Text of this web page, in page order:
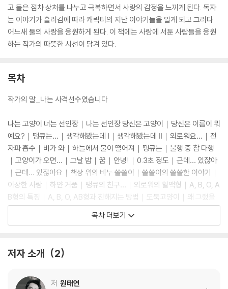
고 둘은 점차 상처를 나누고 극복하면서 사랑의 감정을 느끼게 된다. 독자
는 이야기가 흘러감에 따라 캐릭터의 지난 이야기들을 알게 되고 그러다
어느새 둘의 사랑을 응원하게 된다. 이 책에는 사랑에 서툰 사람들을 응원
하는 작가의 따뜻한 시선이 담겨 있다.
목차
작가의 말_나는 사격선수였습니다
나는 고양이 너는 선인장｜나는 선인장 당신은 고양이｜당신은 이름이 뭐
예요?｜땡큐는…｜생각해봤는데 Ⅰ｜생각해봤는데 Ⅱ｜외로워요…｜전
자파 흡수｜비가 와｜하늘에서 물이 떨어져｜땡큐는｜불행 중 참 다행
｜고양이가 오면…｜그날 밤｜꿈｜안녕!｜0.3초 정도｜근데… 있잖아
｜근데… 있잖아요｜책상 위의 비누 쓸쓸이｜쓸쓸이의 쓸쓸한 이야기｜
이상한 사랑｜하얀 거품｜땡큐의 친구…｜외로워의 혈액형｜A, B, O, A
B형의 특징｜A, B, O, AB형과 친해지는 방법｜도둑고양이｜왜 그랬을
까?｜마음｜마음 Ⅱ｜마음 Ⅲ｜병신｜유리창에 비친｜쏘주｜울었다｜
한편…｜그냥 선인장｜이를테면｜그러던 어느 날｜땡큐의 옛날 친구 철
졌을 때 1초는 10년보다 길다｜바로 그때｜1초도 길다｜나는요｜나는
한 선인장｜술 취한 땡큐의 이야기｜외로워｜그랬다면…｜10미터｜꿈
목차 더보기
저자 소개 2
저 원태연